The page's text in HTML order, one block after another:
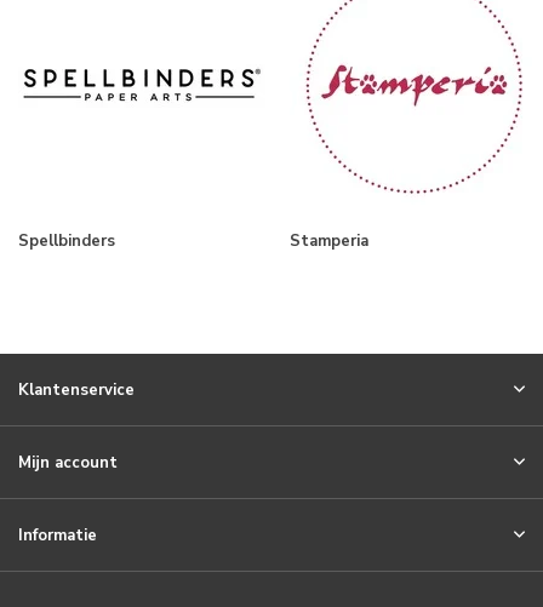
Spellbinders Stamperia
Klantenservice
Mijn account
Informatie